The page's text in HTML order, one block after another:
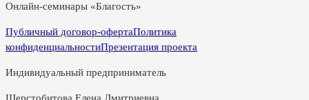
Онлайн-семинары «Благость»
Публичный договор-офертаПолитика
конфиденциальностиПрезентация проекта
Индивидуальный предприниматель